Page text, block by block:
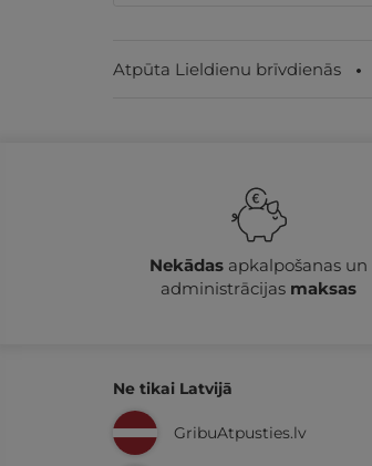
Atpūta Lieldienu brīvdienās
Nekādasapkalpošanas un
administrācijas maksas
Ne tikai Latvijā
GribuAtpusties.lv